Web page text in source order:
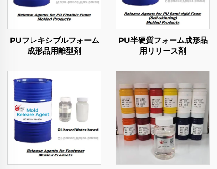
PUフレキシブルフォーム
成形品用離型剤
PU半硬質フォーム成形品
用リリース剤